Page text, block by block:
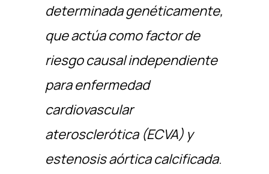
determinada genéticamente,
que actúa como factor de
riesgo causal independiente
para enfermedad
cardiovascular
aterosclerótica (ECVA) y
estenosis aórtica calcificada.